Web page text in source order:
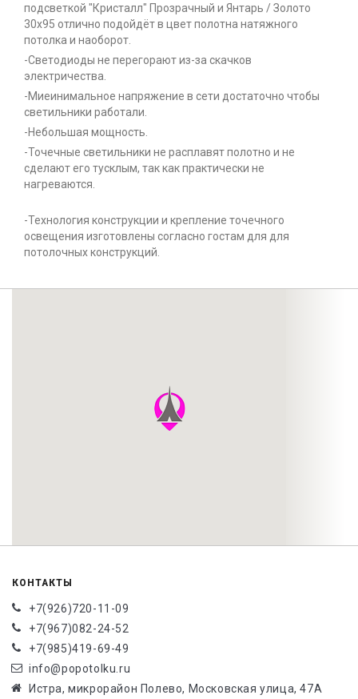
подсветкой "Кристалл" Прозрачный и Янтарь / Золото
30x95 отлично подойдёт в цвет полотна натяжного
потолка и наоборот.
-Светодиоды не перегорают из-за скачков
электричества.
-Миеинимальное напряжение в сети достаточно чтобы
светильники работали.
-Небольшая мощность.
-Точечные светильники не расплавят полотно и не
сделают его тусклым, так как практически не
нагреваются.
-Технология конструкции и крепление точечного
освещения изготовлены согласно гостам для для
потолочных конструкций.
КОНТАКТЫ
+7(926)720-11-09
+7(967)082-24-52
+7(985)419-69-49
info@popotolku.ru
Истра, микрорайон Полево, Московская улица, 47А